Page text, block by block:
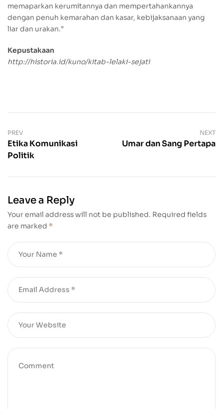
memaparkan kerumitannya dan mempertahankannya
dengan penuh kemarahan dan kasar, kebijaksanaan yang
liar dan urakan.”
Kepustakaan
http://historia.id/kuno/kitab-lelaki-sejati
PREV
Etika Komunikasi
Politik
NEXT
Umar dan Sang Pertapa
Leave a Reply
Your email address will not be published. Required fields
are marked *